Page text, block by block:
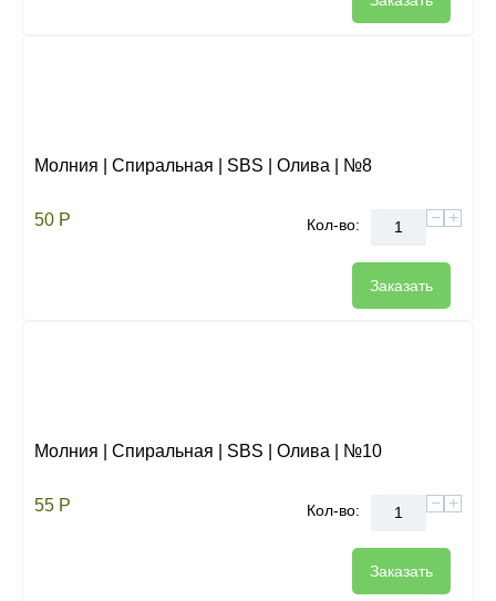
Молния | Спиральная | SBS | Олива | №8
50 Р Кол-во: +
−
Заказать
Молния | Спиральная | SBS | Олива | №10
55 Р Кол-во: +
−
Заказать